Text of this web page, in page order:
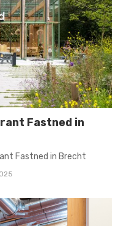
Fastned in
Fastned in Brecht